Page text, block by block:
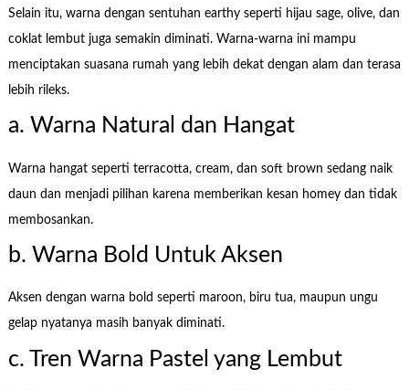
Selain itu, warna dengan sentuhan earthy seperti hijau sage, olive, dan
coklat lembut juga semakin diminati. Warna-warna ini mampu
menciptakan suasana rumah yang lebih dekat dengan alam dan terasa
lebih rileks.
a. Warna Natural dan Hangat
Warna hangat seperti terracotta, cream, dan soft brown sedang naik
daun dan menjadi pilihan karena memberikan kesan homey dan tidak
membosankan.
b. Warna Bold Untuk Aksen
Aksen dengan warna bold seperti maroon, biru tua, maupun ungu
gelap nyatanya masih banyak diminati.
c. Tren Warna Pastel yang Lembut